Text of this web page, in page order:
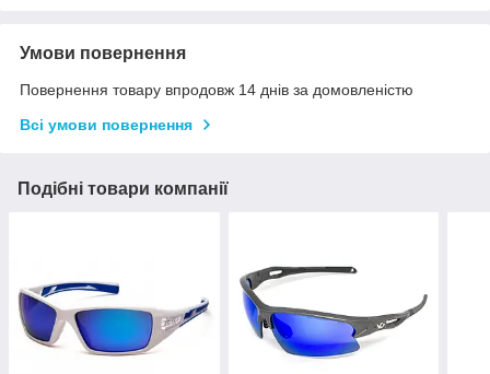
Умови повернення
Повернення товару впродовж 14 днів за домовленістю
Всі умови повернення
Подібні товари компанії